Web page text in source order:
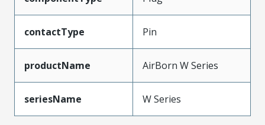
contactType Pin
productName AirBorn W Series
seriesName W Series